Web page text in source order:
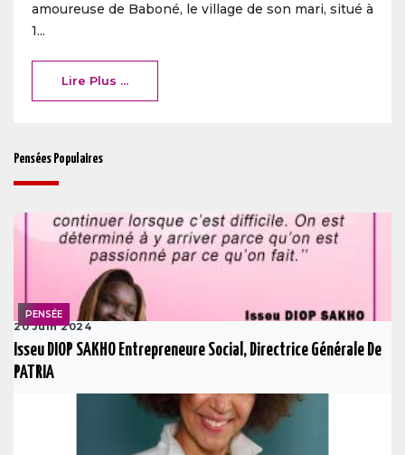
amoureuse de Baboné, le village de son mari, situé à
1...
Lire Plus ...
Pensées Populaires
PENSÉE
20 Juin 2024
Isseu DIOP SAKHO Entrepreneure Social, Directrice Générale De
PATRIA